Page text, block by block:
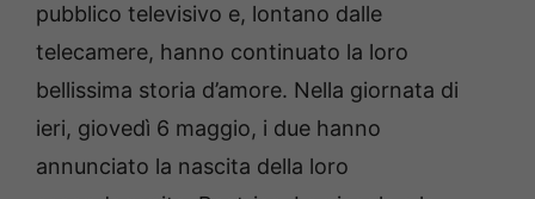
pubblico televisivo e, lontano dalle
telecamere, hanno continuato la loro
bellissima storia d’amore. Nella giornata di
ieri, giovedì 6 maggio, i due hanno
annunciato la nascita della loro